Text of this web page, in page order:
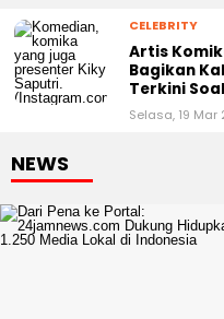
CELEBRITY
Artis
Bagikan
Terkini
Selasa, 19 Mar
NEWS